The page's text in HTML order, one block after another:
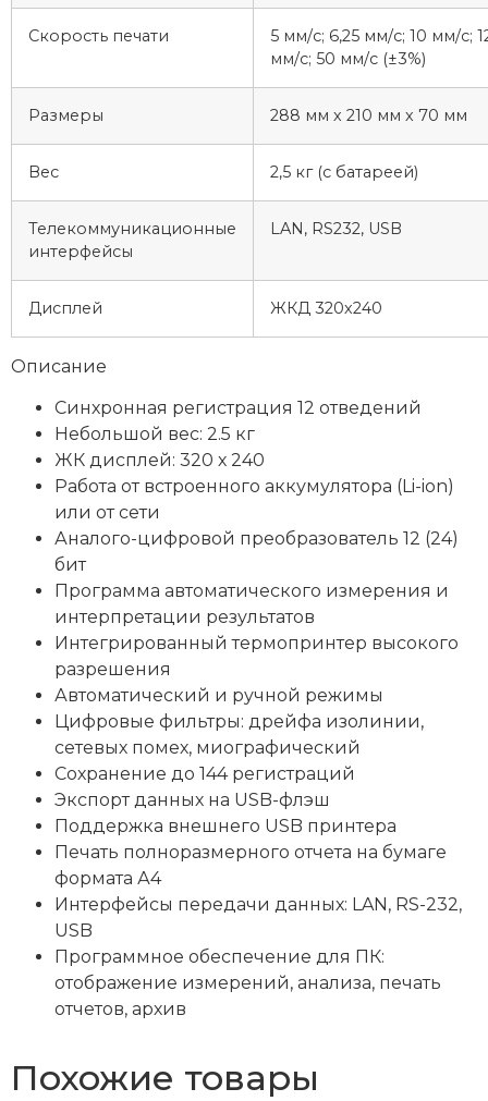
Скорость печати
5 мм/с; 6,25 мм/с; 10 мм/с;
мм/с; 50 мм/с (±3%)
Размеры 288 мм х 210 мм х 70 мм
Вес 2,5 кг (с батареей)
Телекоммуникационные
интерфейсы
LAN, RS232, USB
Дисплей ЖКД 320х240
Описание
Синхронная регистрация 12 отведений
Небольшой вес: 2.5 кг
ЖК дисплей: 320 х 240
Работа от встроенного аккумулятора (Li-ion)
или от сети
Аналого-цифровой преобразователь 12 (24)
бит
Программа автоматического измерения и
интерпретации результатов
Интегрированный термопринтер высокого
разрешения
Автоматический и ручной режимы
Цифровые фильтры: дрейфа изолинии,
сетевых помех, миографический
Сохранение до 144 регистраций
Экспорт данных на USB-флэш
Поддержка внешнего USB принтера
Печать полноразмерного отчета на бумаге
формата А4
Интерфейсы передачи данных: LAN, RS-232,
USB
Программное обеспечение для ПК:
отображение измерений, анализа, печать
отчетов, архив
Похожие товары